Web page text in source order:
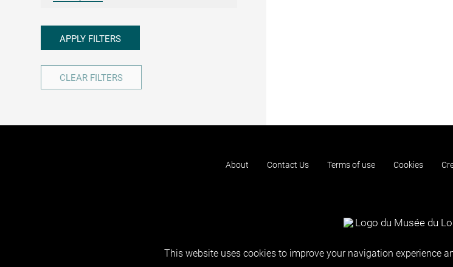
APPLY FILTERS
CLEAR FILTERS
About Contact Us Terms of use Cookies
This website uses cookies to improve your navigation experience